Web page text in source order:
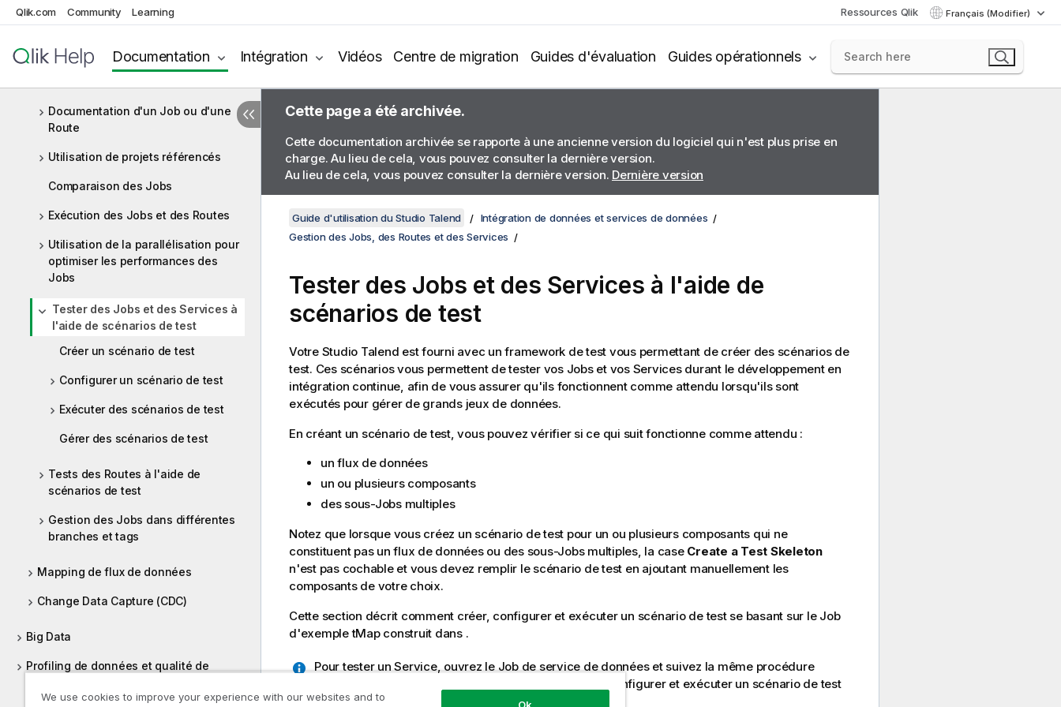
Qlik.com Community Learning Ressources Qlik Français (Modifier)
Documentation Intégration Vidéos Centre de migration Guides d'évaluation Guides opérationnels
Recherche d'un Job dans le
Gestion des versions d'un Job ou
Documentation d'un Job ou d'une
Route
Utilisation de projets référencés
Comparaison des Jobs
Exécution des Jobs et des Routes
Utilisation de la parallélisation pour
optimiser les performances des
Jobs
Tester des Jobs et des Services à
l'aide de scénarios de test
Créer un scénario de test
Configurer un scénario de test
Exécuter des scénarios de test
Gérer des scénarios de test
Tests des Routes à l'aide de
scénarios de test
Gestion des Jobs dans différentes
branches et tags
Mapping de flux de données
Change Data Capture (CDC)
Big Data
Profiling de données et qualité de
Cette page a été archivée.
Cette documentation archivée se rapporte à une ancienne version du logiciel qui n'est plus prise en
charge. Au lieu de cela, vous pouvez consulter la dernière version.
Au lieu de cela, vous pouvez consulter la dernière version. Dernière version
Guide d'utilisation du Studio Talend
Intégration de données et services de données
Gestion des Jobs, des Routes et des Services
Tester des Jobs et des Services à l'aide de
scénarios de test
Votre Studio Talend est fourni avec un framework de test vous permettant de créer des scénarios de
test. Ces scénarios vous permettent de tester vos Jobs et vos Services durant le développement en
intégration continue, afin de vous assurer qu'ils fonctionnent comme attendu lorsqu'ils sont
exécutés pour gérer de grands jeux de données.
En créant un scénario de test, vous pouvez vérifier si ce qui suit fonctionne comme attendu :
un flux de données
un ou plusieurs composants
des sous-Jobs multiples
Notez que lorsque vous créez un scénario de test pour un ou plusieurs composants qui ne
constituent pas un flux de données ou des sous-Jobs multiples, la case Create a Test Skeleton
n'est pas cochable et vous devez remplir le scénario de test en ajoutant manuellement les
composants de votre choix.
Cette section décrit comment créer, configurer et exécuter un scénario de test se basant sur le Job
d'exempletMapconstruit dans .
Pour tester un Service, ouvrez le Job de service de données et suivez la même procédure
qu'avec le Job d'intégration de données pour créer, configurer et exécuter un scénario de test
pour le Job de service de données.
We use cookies to improve your experience with our websites and to